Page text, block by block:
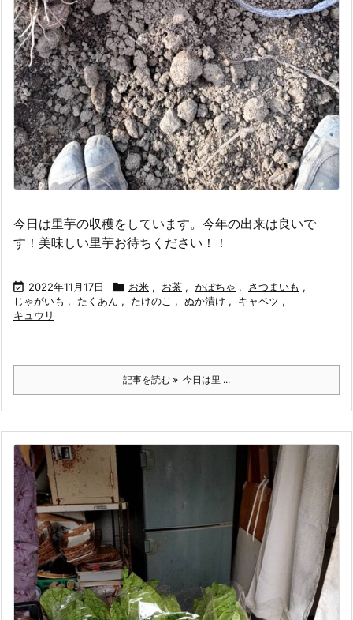
今日は里芋の収穫をしています。今年の出来は良いで
す！美味しい里芋お待ちください！！
 2022年11月17日  お米 , お茶 , かぼちゃ , さつまいも ,
じゃがいも , たくあん , たけのこ , ぬか漬け , キャベツ ,
キュウリ
記事を読む 今日は里 ...